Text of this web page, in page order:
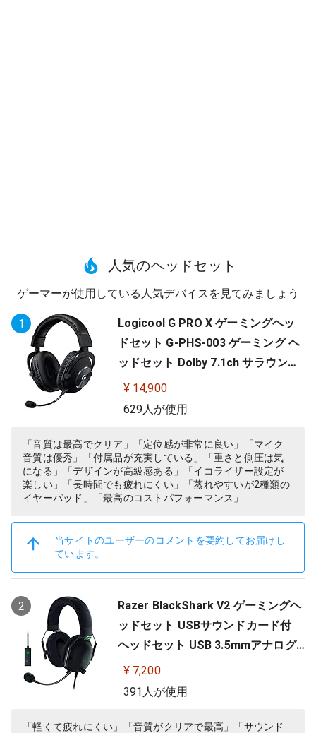
人気のヘッドセット
ゲーマーが使用している人気デバイスを見てみましょう
1
Logicool G PRO X ゲーミングヘッ
ドセット G-PHS-003 ゲーミング ヘ
ッドセット Dolby 7.1ch サラウンド
サウンド 3.5mm 有線 マイク付き Bl
ue VO!CE搭載 軽量 PS5 PS4 PC win
ック 国内正規品 【 ファイナルファ
ンタジー XIV 推奨モデル 】
¥ 14,900
629人が使用
「音質は最高でクリア」「定位感が非常に良い」「マイク
音質は優秀」「付属品が充実している」「重さと側圧は気
になる」「デザインが高級感ある」「イコライザー設定が
楽しい」「長時間でも疲れにくい」「蒸れやすいが2種類の
イヤーパッド」「最高のコストパフォーマンス」
当サイトのユーザーのコメントを要約してお届けし
ています。
2
Razer BlackShark V2 ゲーミングヘ
ッドセット USBサウンドカード付
ヘッドセット USB 3.5mmアナログ
THX 7.1ch 立体音響 特許技術採用チ
タンコート50mmドライバー 単一指
高遮音性イヤーカップ 軽量262g PC
¥ 7,200
391人が使用
「軽くて疲れにくい」「音質がクリアで最高」「サウンド